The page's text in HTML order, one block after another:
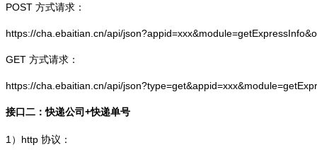
POST 方式请求：
https://cha.ebaitian.cn/api/
GET 方式请求：
https://cha.ebaitian.cn/api/
接口二：快递公司+快递单号
1） http 协议：